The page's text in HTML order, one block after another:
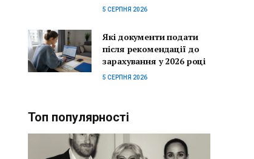
5 СЕРПНЯ 2026
Які документи подати
після рекомендації до
зарахування у 2026 році
5 СЕРПНЯ 2026
Топ популярності